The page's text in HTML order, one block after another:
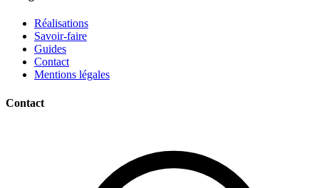
Réalisations
Savoir-faire
Guides
Contact
Mentions légales
Contact